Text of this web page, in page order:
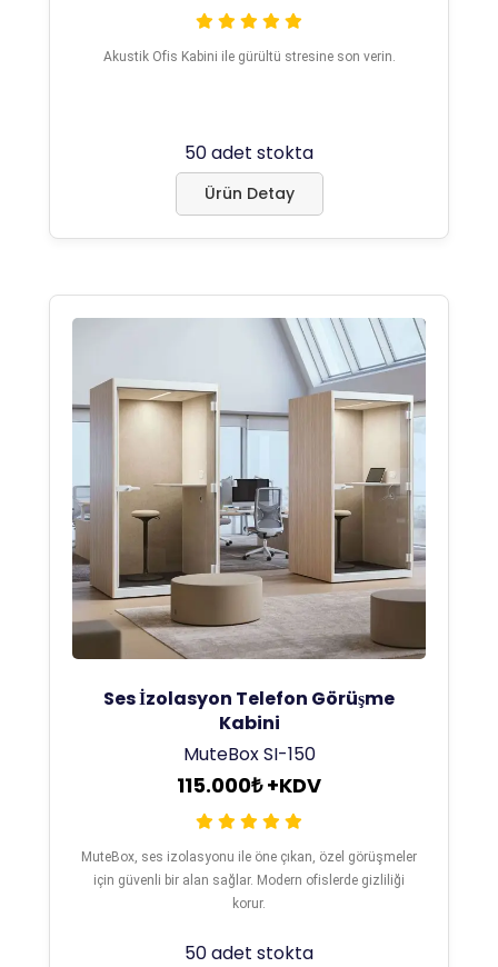
Akustik Ofis Kabini ile gürültü stresine son verin.
50 adet stokta
Ürün Detay
Ses İzolasyon Telefon Görüşme
Kabini
MuteBox SI-150
115.000₺ +KDV
MuteBox, ses izolasyonu ile öne çıkan, özel görüşmeler
için güvenli bir alan sağlar. Modern ofislerde gizliliği
korur.
50 adet stokta